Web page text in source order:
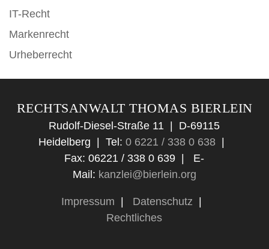
IT-Recht
Markenrecht
Urheberrecht
RECHTSANWALT THOMAS BIERLEIN
Rudolf-Diesel-Straße 11 | D-69115
Heidelberg |
Tel: 0 6221 / 338 0 638|
Fax: 06221 / 338 0 639 |
E-
Mail: kanzlei@bierlein.org
Impressum Datenschutz
Rechtliches